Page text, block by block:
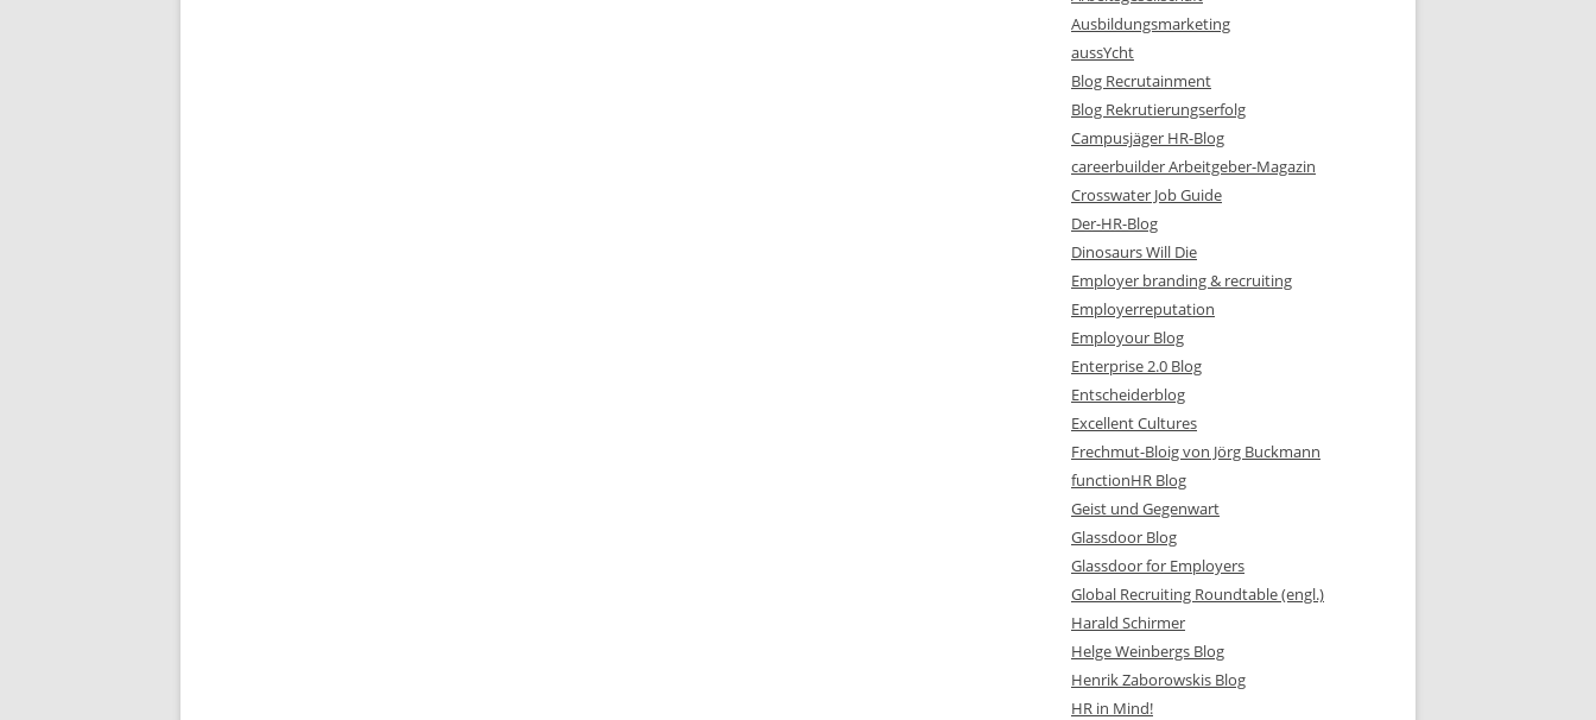
Ausbildungsmarketing
aussYcht
Blog Recrutainment
Blog Rekrutierungserfolg
Campusjäger HR-Blog
careerbuilder Arbeitgeber-Magazin
Crosswater Job Guide
Der-HR-Blog
Dinosaurs Will Die
Employer branding & recruiting
Employerreputation
Employour Blog
Enterprise 2.0 Blog
Entscheiderblog
Excellent Cultures
Frechmut-Bloig von Jörg Buckmann
functionHR Blog
Geist und Gegenwart
Glassdoor Blog
Glassdoor for Employers
Global Recruiting Roundtable (engl.)
Harald Schirmer
Helge Weinbergs Blog
Henrik Zaborowskis Blog
HR in Mind!